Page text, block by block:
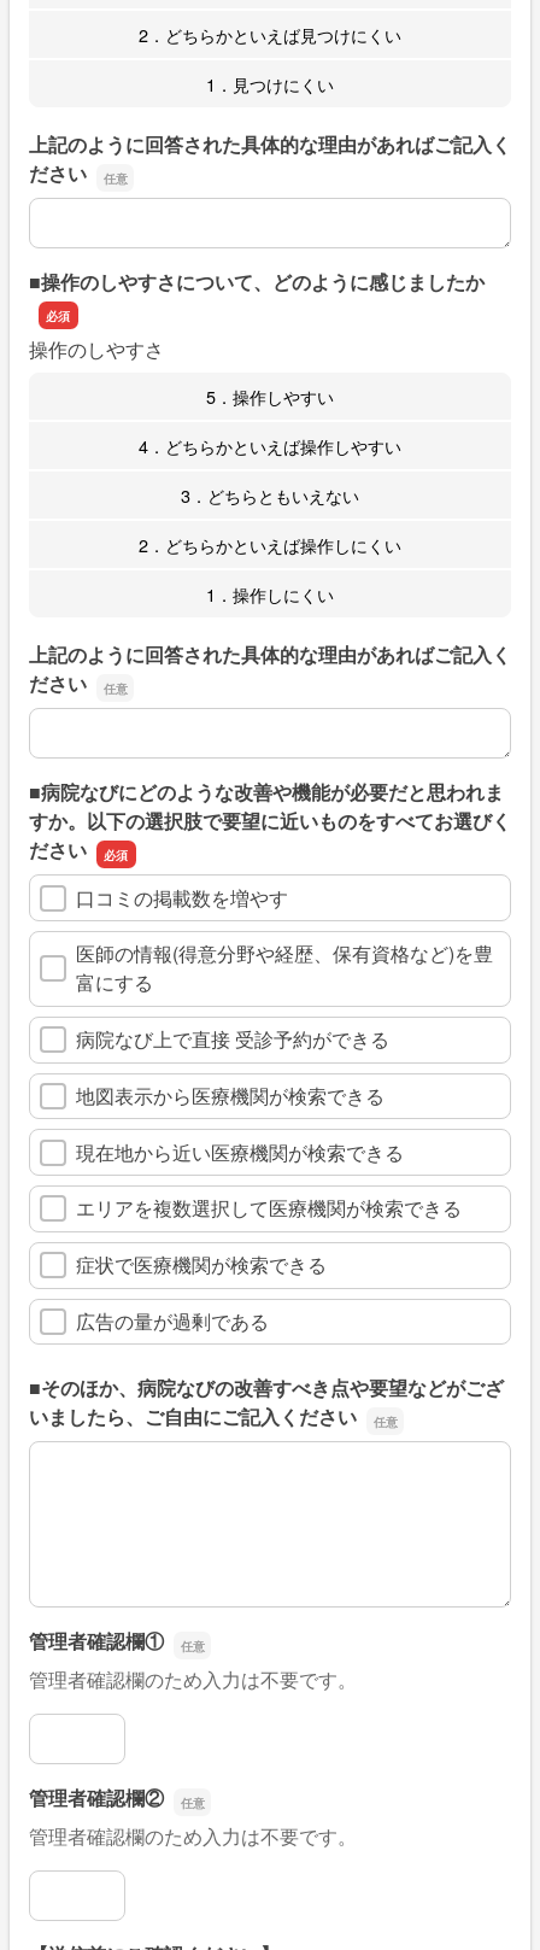
2．どちらかといえば見つけにくい
1．見つけにくい
上記のように回答された具体的な理由があればご記入く
ださい
上記のように回答された具体的な理由があればご記入くだ
■操作のしやすさについて、どのように感じましたか
操作のしやすさ
5．操作しやすい
4．どちらかといえば操作しやすい
3．どちらともいえない
2．どちらかといえば操作しにくい
1．操作しにくい
上記のように回答された具体的な理由があればご記入く
ださい
上記のように回答された具体的な理由があればご記入くだ
■病院なびにどのような改善や機能が必要だと思われま
すか。以下の選択肢で要望に近いものをすべてお選びく
ださい
口コミの掲載数を増やす
医師の情報(得意分野や経歴、保有資格など)を豊
富にする
病院なび上で直接 受診予約ができる
地図表示から医療機関が検索できる
現在地から近い医療機関が検索できる
エリアを複数選択して医療機関が検索できる
症状で医療機関が検索できる
広告の量が過剰である
■そのほか、病院なびの改善すべき点や要望などがござ
いましたら、ご自由にご記入ください
■そのほか、病院なびの改善すべき点や要望などがござい
管理者確認欄①
管理者確認欄のため入力は不要です。
管理者確認欄①
管理者確認欄②
管理者確認欄のため入力は不要です。
管理者確認欄②